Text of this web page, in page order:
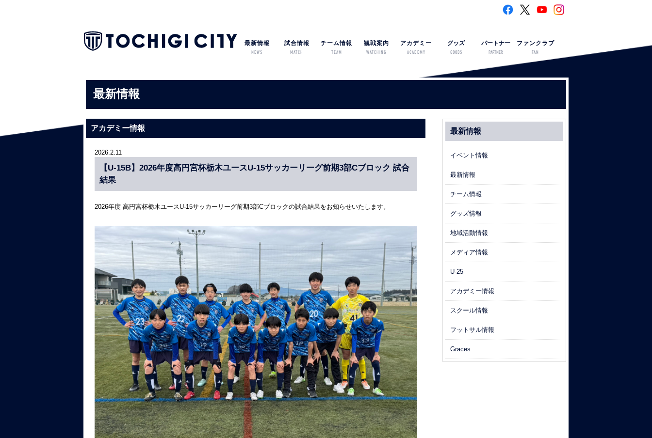
最新情報
NEWS
試合情報
MATCH
チーム情報
TEAM
観戦案内
WATCHING
アカデミー
ACADEMY
グッズ
GOODS
パートナー
PARTNER
ファンクラブ
FAN
最新情報
アカデミー情報
2026.2.11
【U-15B】2026年度高円宮杯栃木ユースU-15サッカーリーグ前期3部Cブロック 試合
結果
2026年度 高円宮杯栃木ユースU-15サッカーリーグ前期3部Cブロックの試合結果をお知らせいたします。
最新情報
イベント情報
最新情報
チーム情報
グッズ情報
地域活動情報
メディア情報
U-25
アカデミー情報
スクール情報
フットサル情報
Graces